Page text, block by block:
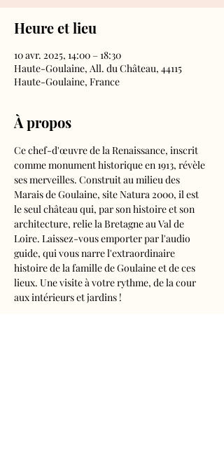
Heure et lieu
10 avr. 2025, 14:00 – 18:30
Haute-Goulaine, All. du Château, 44115
Haute-Goulaine, France
À propos
Ce chef-d'œuvre de la Renaissance, inscrit
comme monument historique en 1913, révèle
ses merveilles. Construit au milieu des
Marais de Goulaine, site Natura 2000, il est
le seul château qui, par son histoire et son
architecture, relie la Bretagne au Val de
Loire. Laissez-vous emporter par l'audio
guide, qui vous narre l'extraordinaire
histoire de la famille de Goulaine et de ces
lieux. Une visite à votre rythme, de la cour
aux intérieurs et jardins !